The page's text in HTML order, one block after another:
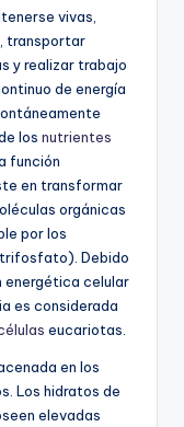
vivas,
transportar
y realizar trabajo
de energía
los nutrientes
función
en transformar
orgánicas
por los
trifosfato). Debido
energética celular
es considerada
eucariotas.
en los
Los hidratos de
elevadas